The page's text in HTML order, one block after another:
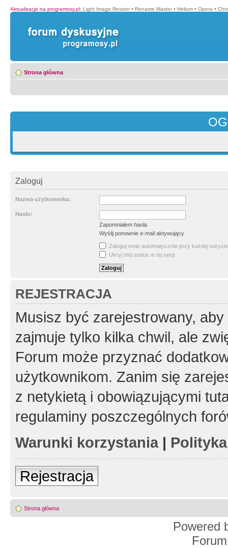
Aktualizacje na programosy.pl: Light Image Resizer • Rename Master • Helium • Opera •
Strona główna
Zaloguj
Nazwa użytkownika:
Hasło:
Zapomniałem hasła
Wyślij ponownie e-mail aktywujący
Zaloguj mnie automatycznie przy każdej wizycie
Ukryj mój status w tej sesji
REJESTRACJA
Musisz być zarejestrowany,
zajmuje tylko kilka chwil, ale
Forum może przyznać
użytkownikom. Zanim się
z netykietą i obowiązującymi
regulaminy poszczególnych
Warunki korzystania|
Rejestracja
Strona główna
Powered